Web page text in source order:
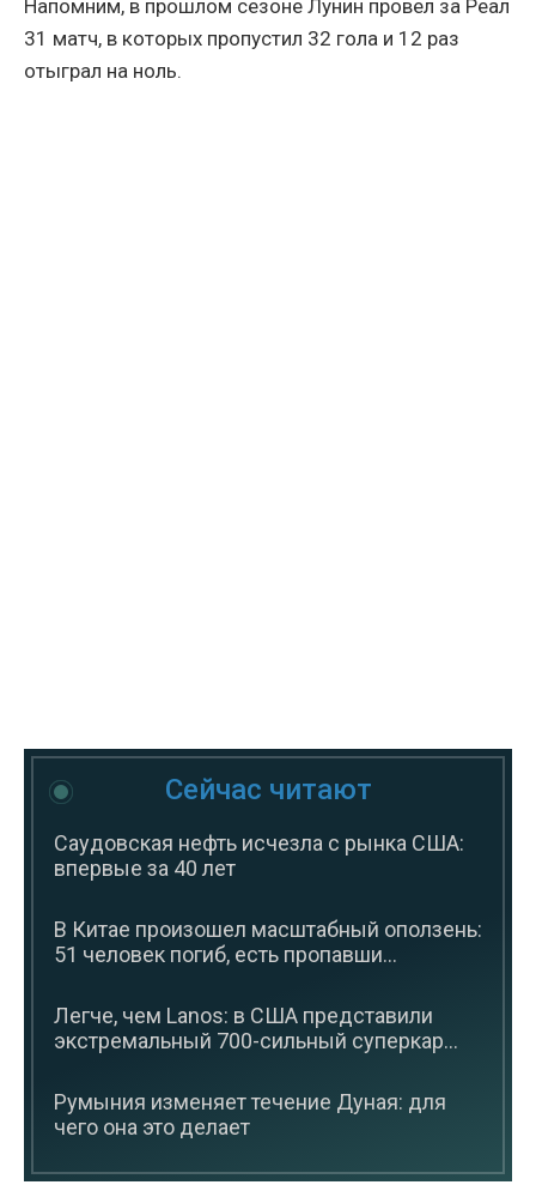
Напомним, в прошлом сезоне Лунин провел за Реал
31 матч, в которых пропустил 32 гола и 12 раз
отыграл на ноль.
Сейчас читают
Саудовская нефть исчезла с рынка США:
впервые за 40 лет
В Китае произошел масштабный оползень:
51 человек погиб, есть пропавши...
Легче, чем Lanos: в США представили
экстремальный 700-сильный суперкар...
Румыния изменяет течение Дуная: для
чего она это делает